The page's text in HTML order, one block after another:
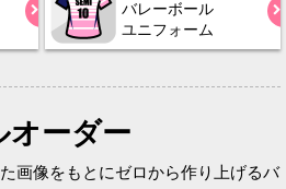
バレーボール
ユニフォーム
オーダー
画像をもとにゼロから作り上げるバ